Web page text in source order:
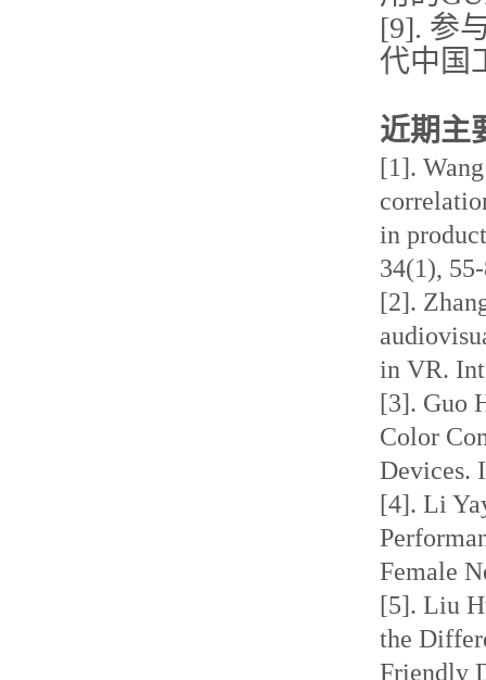
[9]. 参
代中国
近期主
[1].
in
34(1),
[2].
in VR.
[3]. Guo
Color
Devices.
[4]. Li
Female
[5]. Liu
the
Friendly